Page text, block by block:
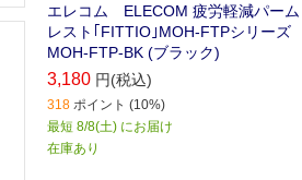
エレコム ELECOM 疲労軽減パーム
レスト｢FITTIO｣MOH-FTPシリーズ
MOH‐FTP‐BK (ブラック)
3,180 円(税込)
318 ポイント (10%)
最短 8/8(土) にお届け
在庫あり